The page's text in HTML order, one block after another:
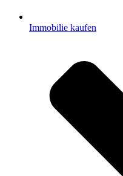
Immobilie kaufen